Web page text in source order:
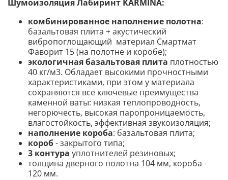
Шумоизоляция Лабиринт KARMINA:
комбинированное наполнение полотна:
базальтовая плита + акустический
вибропоглощающий материал Смартмат
Фаворит 15 (на полотне и коробе);
экологичная базальтовая плита плотностью
40 кг/м3. Обладает высокими прочностными
характеристиками, при этом у материала
сохраняются все ключевые преимущества
каменной ваты: низкая теплопроводность,
негорючесть, высокая паропроницаемость,
влагостойкость, эффективная звукоизоляция;
наполнение короба: базальтовая плита;
короб- закрытого типа;
3 контура уплотнителей резиновых;
толщина дверного полотна 104 мм, короба -
120 мм.